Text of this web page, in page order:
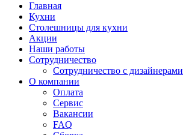
Главная
Кухни
Столешницы для кухни
Акции
Наши работы
Сотрудничество
Сотрудничество с дизайнерами
О компании
Оплата
Сервис
Вакансии
FAQ